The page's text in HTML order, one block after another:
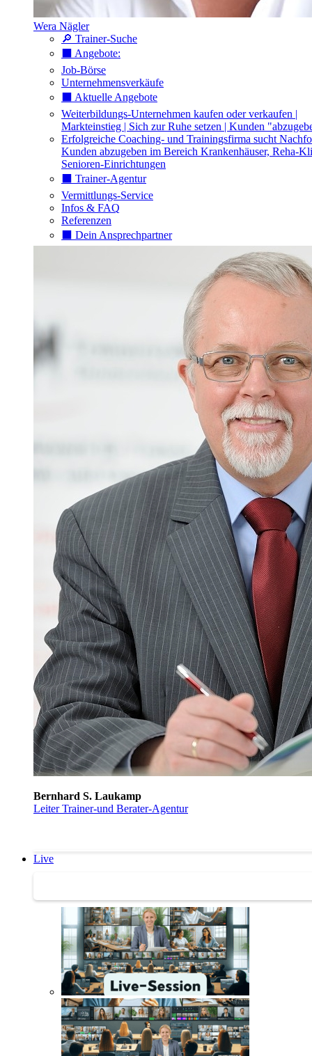
Wera Nägler
🔎 Trainer-Suche
⬛️ Angebote:
Job-Börse
Unternehmensverkäufe
⬛️ Aktuelle Angebote
Weiterbildungs-Unternehmen kaufen oder verkaufen |
Markteinstieg | Sich zur Ruhe setzen | Kunden
Erfolgreiche Coaching- und Trainingsfirma sucht
Kunden abzugeben im Bereich Krankenhäuser, Reha-
Senioren-Einrichtungen
⬛️ Trainer-Agentur
Vermittlungs-Service
Infos & FAQ
Referenzen
⬛️ Dein Ansprechpartner
Bernhard S. Laukamp
Leiter Trainer-und Berater-Agentur
Live